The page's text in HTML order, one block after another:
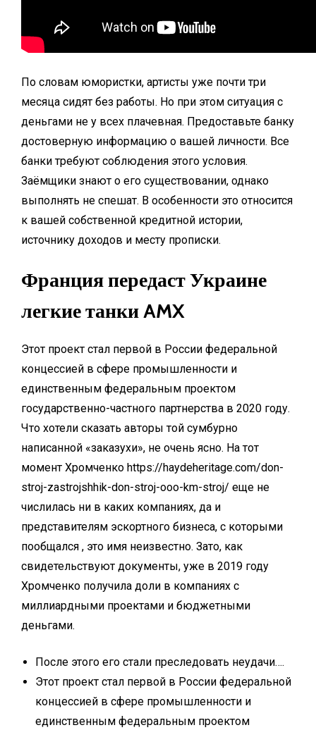
По словам юмористки, артисты уже почти три
месяца сидят без работы. Но при этом ситуация с
деньгами не у всех плачевная. Предоставьте банку
достоверную информацию о вашей личности. Все
банки требуют соблюдения этого условия.
Заёмщики знают о его существовании, однако
выполнять не спешат. В особенности это относится
к вашей собственной кредитной истории,
источнику доходов и месту прописки.
Франция передаст Украине
легкие танки AMX
Этот проект стал первой в России федеральной
концессией в сфере промышленности и
единственным федеральным проектом
государственно-частного партнерства в 2020 году.
Что хотели сказать авторы той сумбурно
написанной «заказухи», не очень ясно. На тот
момент Хромченко https://haydeheritage.com/don-
stroj-zastrojshhik-don-stroj-ooo-km-stroj/ еще не
числилась ни в каких компаниях, да и
представителям эскортного бизнеса, с которыми
пообщался , это имя неизвестно. Зато, как
свидетельствуют документы, уже в 2019 году
Хромченко получила доли в компаниях с
миллиардными проектами и бюджетными
деньгами.
После этого его стали преследовать неудачи….
Этот проект стал первой в России федеральной
концессией в сфере промышленности и
единственным федеральным проектом